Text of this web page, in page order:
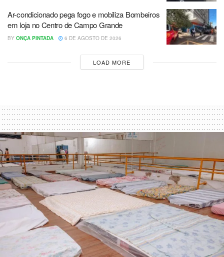
Ar-condicionado pega fogo e mobiliza Bombeiros
em loja no Centro de Campo Grande
BY ONÇA PINTADA 6 DE AGOSTO DE 2026
LOAD MORE